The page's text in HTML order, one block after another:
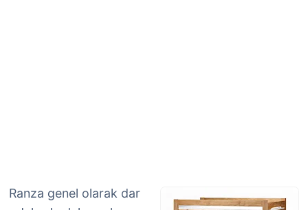
Ranza genel olarak dar